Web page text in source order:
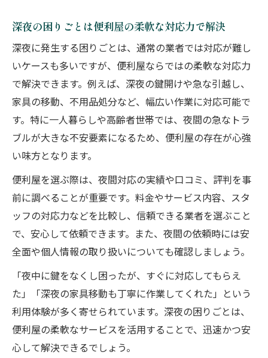
深夜の困りごとは便利屋の柔軟な対応力で解決
深夜に発生する困りごとは、通常の業者では対応が難し
いケースも多いですが、便利屋ならではの柔軟な対応力
で解決できます。例えば、深夜の鍵開けや急な引越し、
家具の移動、不用品処分など、幅広い作業に対応可能で
す。特に一人暮らしや高齢者世帯では、夜間の急なトラ
ブルが大きな不安要素になるため、便利屋の存在が心強
い味方となります。
便利屋を選ぶ際は、夜間対応の実績や口コミ、評判を事
前に調べることが重要です。料金やサービス内容、スタ
ッフの対応力などを比較し、信頼できる業者を選ぶこと
で、安心して依頼できます。また、夜間の依頼時には安
全面や個人情報の取り扱いについても確認しましょう。
「夜中に鍵をなくし困ったが、すぐに対応してもらえ
た」「深夜の家具移動も丁寧に作業してくれた」という
利用体験が多く寄せられています。深夜の困りごとは、
便利屋の柔軟なサービスを活用することで、迅速かつ安
心して解決できるでしょう。